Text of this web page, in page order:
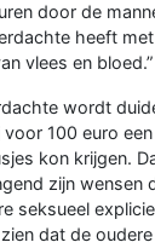
door de
heeft
vlees en bloed.”
wordt
100 euro
kon krijgen.
zijn wensen
seksueel
dat de